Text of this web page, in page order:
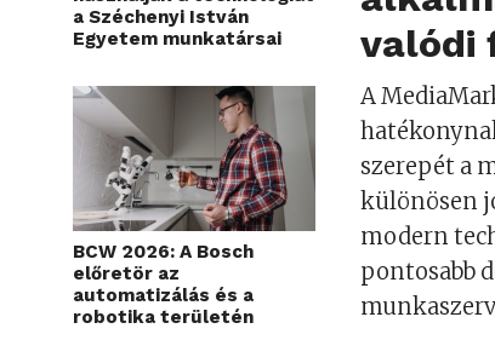
a Széchenyi István
Egyetem munkatársai
BCW 2026: A Bosch
előretör az
automatizálás és a
robotika területén
valódi
A
szerepét a
különösen
modern
pontosabb